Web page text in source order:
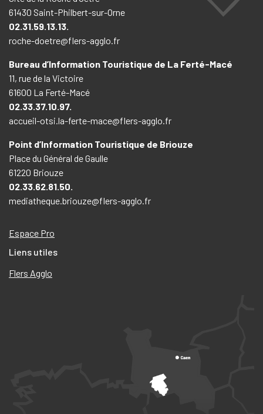
61430 Saint-Philbert-sur-Orne
02.31.59.13.13.
roche-doetre@flers-agglo.fr
Bureau d’Information Touristique de La Ferté-Macé
11, rue de la Victoire
61600 La Ferté-Macé
02.33.37.10.97.
accueil-otsi.la-ferte-mace@flers-agglo.fr
Point d’Information Touristique de Briouze
Place du Général de Gaulle
61220 Briouze
02.33.62.81.50.
mediatheque.briouze@flers-agglo.fr
Espace Pro
Liens utiles
Flers Agglo